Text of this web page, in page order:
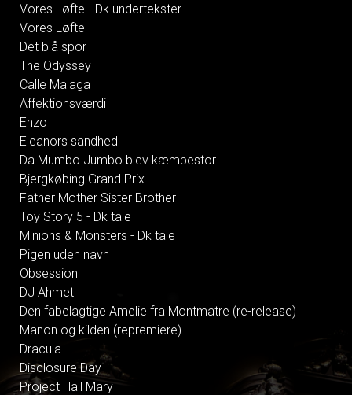
Vores Løfte - Dk undertekster
Vores Løfte
Det blå spor
The Odyssey
Calle Malaga
Affektionsværdi
Enzo
Eleanors sandhed
Da Mumbo Jumbo blev kæmpestor
Bjergkøbing Grand Prix
Father Mother Sister Brother
Toy Story 5 - Dk tale
Minions & Monsters - Dk tale
Pigen uden navn
Obsession
DJ Ahmet
Den fabelagtige Amelie fra Montmatre (re-release)
Manon og kilden (repremiere)
Dracula
Disclosure Day
Project Hail Mary